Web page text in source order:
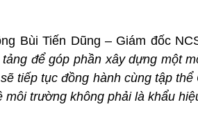
Bùi Tiến Dũng – Giám đốc
để góp phần xây dựng một
tiếp tục đồng hành cùng tập
trường không phải là khẩu